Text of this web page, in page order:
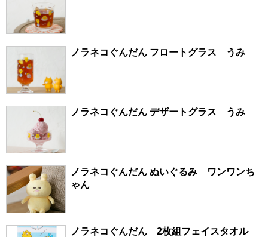
ノラネコぐんだん フロートグラス うみ
ノラネコぐんだん デザートグラス うみ
ノラネコぐんだん ぬいぐるみ ワンワンち
ゃん
ノラネコぐんだん 2枚組フェイスタオル